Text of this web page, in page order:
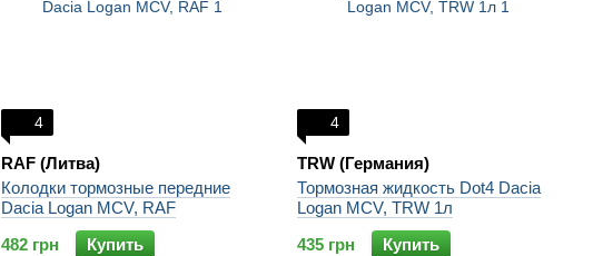
4
RAF (Литва)
Колодки тормозные передние
Dacia Logan MCV, RAF
482 грн
Купить
4
TRW (Германия)
Тормозная жидкость Dot4 Dacia
Logan MCV, TRW 1л
435 грн
Купить